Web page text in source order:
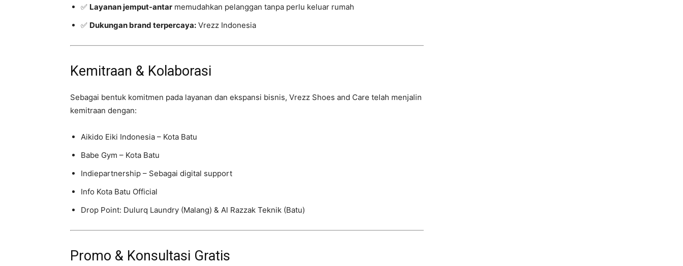
✅ Layanan jemput-antar memudahkan pelanggan tanpa perlu keluar rumah
✅ Dukungan brand terpercaya: Vrezz Indonesia
Kemitraan & Kolaborasi
Sebagai bentuk komitmen pada layanan dan ekspansi bisnis, Vrezz Shoes and Care telah menjalin
kemitraan dengan:
Aikido Eiki Indonesia – Kota Batu
Babe Gym – Kota Batu
Indiepartnership – Sebagai digital support
Info Kota Batu Official
Drop Point: Dulurq Laundry (Malang) & Al Razzak Teknik (Batu)
Promo & Konsultasi Gratis